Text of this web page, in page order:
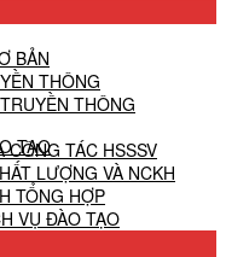
TẠO
BẢN
THÔNG
THÔNG
CÔNG TÁC HSSSV
LƯỢNG VÀ NCKH
TỔNG HỢP
VỤ ĐÀO TẠO